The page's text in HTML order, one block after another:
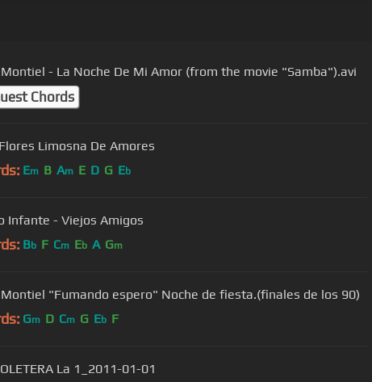
- La Noche De Mi Amor (from the movie "Samba").avi
Chords
Limosna De Amores
Em B Am E D G Eb
Infante - Viejos Amigos
Bb F Cm Eb A Gm
Montiel "Fumando espero" Noche de fiesta.(finales de los 90)
Gm D Cm G Eb F
La 1_2011-01-01